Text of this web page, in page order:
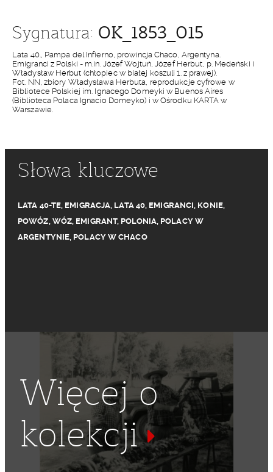
Sygnatura: OK_1853_015
Lata 40., Pampa del Infierno, prowincja Chaco, Argentyna.
Emigranci z Polski - m.in. Józef Wojtuń, Józef Herbut, p. Medeński i
Władysław Herbut (chłopiec w białej koszuli 1. z prawej).
Fot. NN, zbiory Władysława Herbuta, reprodukcje cyfrowe w
Bibliotece Polskiej im. Ignacego Domeyki w Buenos Aires
(Biblioteca Polaca Ignacio Domeyko) i w Ośrodku KARTA w
Warszawie.
Słowa kluczowe
LATA 40-TE, EMIGRACJA, LATA 40, EMIGRANCI, KONIE,
POWÓZ, WÓZ, EMIGRANT, POLONIA, POLACY W
ARGENTYNIE, POLACY W CHACO
Więcej o
kolekcji